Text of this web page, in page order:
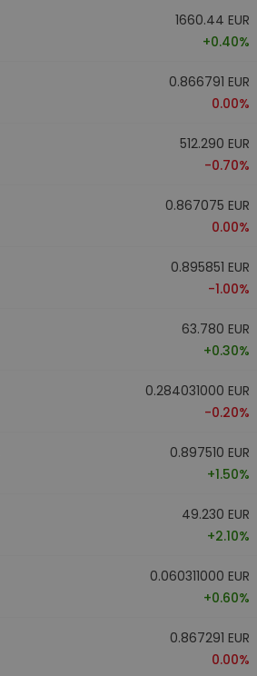
1660.44 EUR
+0.40%
0.866791 EUR
0.00%
512.290 EUR
-0.70%
0.867075 EUR
0.00%
0.895851 EUR
-1.00%
63.780 EUR
+0.30%
0.284031000 EUR
-0.20%
0.897510 EUR
+1.50%
49.230 EUR
+2.10%
0.060311000 EUR
+0.60%
0.867291 EUR
0.00%